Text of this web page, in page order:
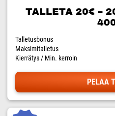
TALLETA 20€ –
Talletusbonus
Maksimitalletus
Kierrätys / Min. kerroin
PELAA